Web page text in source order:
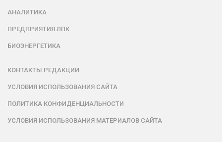
АНАЛИТИКА
ПРЕДПРИЯТИЯ ЛПК
БИОЭНЕРГЕТИКА
КОНТАКТЫ РЕДАКЦИИ
УСЛОВИЯ ИСПОЛЬЗОВАНИЯ САЙТА
ПОЛИТИКА КОНФИДЕНЦИАЛЬНОСТИ
УСЛОВИЯ ИСПОЛЬЗОВАНИЯ МАТЕРИАЛОВ САЙТА